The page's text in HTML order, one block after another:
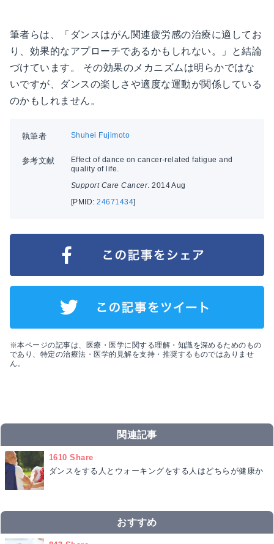
筆者らは、「ダンスはがん関連疲労感の治療に適してお
り、効果的なアプローチであるかもしれない。」と結論
づけています。 その効果のメカニズムは明らかではな
いですが、ダンスの楽しさや適度な運動が関係している
のかもしれません。
執筆者 Shuhei Fujimoto
参考文献
Effect of dance on cancer-related fatigue and
quality of life.
Support Care Cancer. 2014 Aug
[PMID:24671434]
※本ページの記事は、医療・医学に関する理解・知識を深めるためのもの
であり、特定の治療法・医学的見解を支持・推奨するものではありませ
ん。
関連記事
1610 Share
ダンスをする人とウォーキングをする人はどちらが健康か
おすすめ